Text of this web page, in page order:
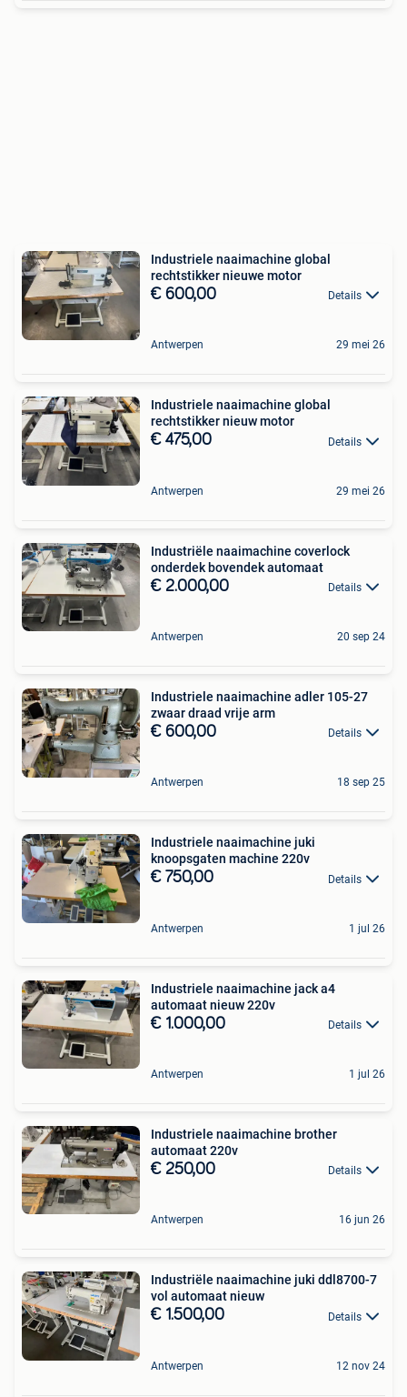
Industriele naaimachine global
rechtstikker nieuwe motor
€ 600,00 Details
Antwerpen 29 mei 26
Industriele naaimachine global
rechtstikker nieuw motor
€ 475,00 Details
Antwerpen 29 mei 26
Industriële naaimachine coverlock
onderdek bovendek automaat
€ 2.000,00 Details
Antwerpen 20 sep 24
Industriele naaimachine adler 105-27
zwaar draad vrije arm
€ 600,00 Details
Antwerpen 18 sep 25
Industriele naaimachine juki
knoopsgaten machine 220v
€ 750,00 Details
Antwerpen 1 jul 26
Industriele naaimachine jack a4
automaat nieuw 220v
€ 1.000,00 Details
Antwerpen 1 jul 26
Industriele naaimachine brother
automaat 220v
€ 250,00 Details
Antwerpen 16 jun 26
Industriële naaimachine juki ddl8700-7
vol automaat nieuw
€ 1.500,00 Details
Antwerpen 12 nov 24